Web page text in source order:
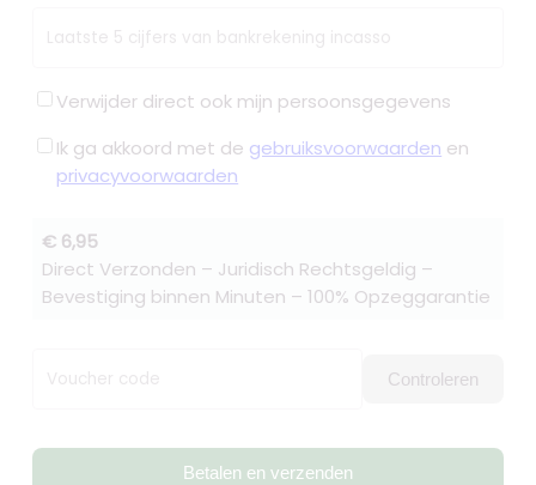
Laatste 5 cijfers van bankrekening incasso
Verwijder direct ook mijn persoonsgegevens
Ik ga akkoord met de gebruiksvoorwaarden en
privacyvoorwaarden
€ 6,95
Direct Verzonden – Juridisch Rechtsgeldig –
Bevestiging binnen Minuten – 100% Opzeggarantie
Voucher code Controleren
Betalen en verzenden